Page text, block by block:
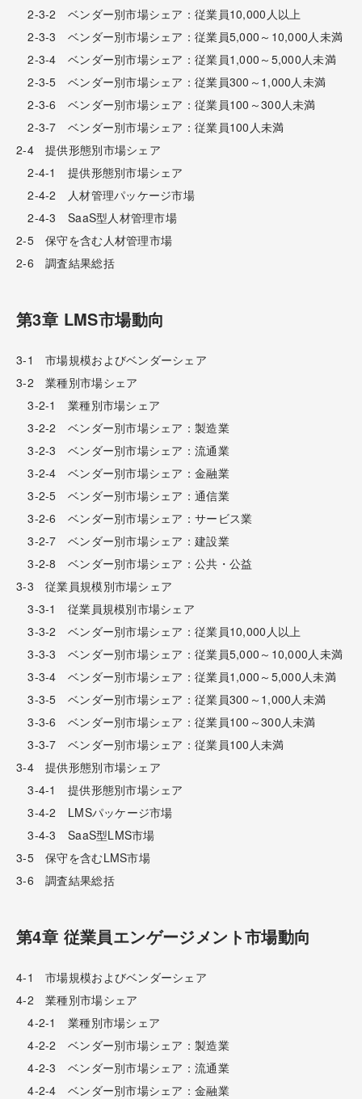
2-3-2 ベンダー別市場シェア：従業員10,000人以上
2-3-3 ベンダー別市場シェア：従業員5,000～10,000人未満
2-3-4 ベンダー別市場シェア：従業員1,000～5,000人未満
2-3-5 ベンダー別市場シェア：従業員300～1,000人未満
2-3-6 ベンダー別市場シェア：従業員100～300人未満
2-3-7 ベンダー別市場シェア：従業員100人未満
2-4 提供形態別市場シェア
2-4-1 提供形態別市場シェア
2-4-2 人材管理パッケージ市場
2-4-3 SaaS型人材管理市場
2-5 保守を含む人材管理市場
2-6 調査結果総括
第3章 LMS市場動向
3-1 市場規模およびベンダーシェア
3-2 業種別市場シェア
3-2-1 業種別市場シェア
3-2-2 ベンダー別市場シェア：製造業
3-2-3 ベンダー別市場シェア：流通業
3-2-4 ベンダー別市場シェア：金融業
3-2-5 ベンダー別市場シェア：通信業
3-2-6 ベンダー別市場シェア：サービス業
3-2-7 ベンダー別市場シェア：建設業
3-2-8 ベンダー別市場シェア：公共・公益
3-3 従業員規模別市場シェア
3-3-1 従業員規模別市場シェア
3-3-2 ベンダー別市場シェア：従業員10,000人以上
3-3-3 ベンダー別市場シェア：従業員5,000～10,000人未満
3-3-4 ベンダー別市場シェア：従業員1,000～5,000人未満
3-3-5 ベンダー別市場シェア：従業員300～1,000人未満
3-3-6 ベンダー別市場シェア：従業員100～300人未満
3-3-7 ベンダー別市場シェア：従業員100人未満
3-4 提供形態別市場シェア
3-4-1 提供形態別市場シェア
3-4-2 LMSパッケージ市場
3-4-3 SaaS型LMS市場
3-5 保守を含むLMS市場
3-6 調査結果総括
第4章 従業員エンゲージメント市場動向
4-1 市場規模およびベンダーシェア
4-2 業種別市場シェア
4-2-1 業種別市場シェア
4-2-2 ベンダー別市場シェア：製造業
4-2-3 ベンダー別市場シェア：流通業
4-2-4 ベンダー別市場シェア：金融業